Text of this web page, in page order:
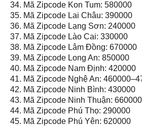
34. Mã Zipcode Kon Tum: 580000
35. Mã Zipcode Lai Châu: 390000
36. Mã Zipcode Lạng Sơn: 240000
37. Mã Zipcode Lào Cai: 330000
38. Mã Zipcode Lâm Đồng: 670000
39. Mã Zipcode Long An: 850000
40. Mã Zipcode Nam Định: 420000
41. Mã Zipcode Nghệ An:
42. Mã Zipcode Ninh Bình: 430000
43. Mã Zipcode Ninh Thuận: 660000
44. Mã Zipcode Phú Thọ: 290000
45. Mã Zipcode Phú Yên: 620000